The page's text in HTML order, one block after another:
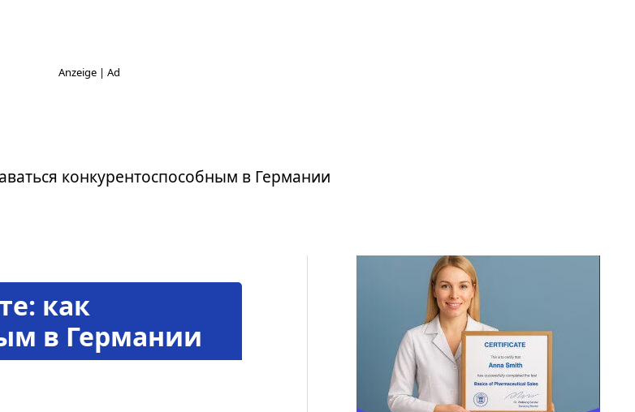
конкурентоспособным в Германии
как
в Германии